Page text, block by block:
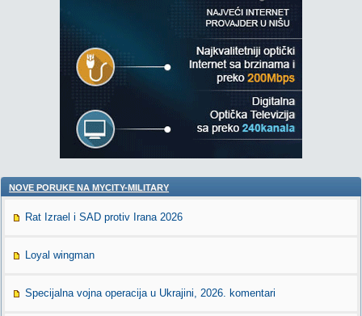
NOVE PORUKE NA MYCITY-MILITARY
Rat Izrael i SAD protiv Irana 2026
Loyal wingman
Specijalna vojna operacija u Ukrajini, 2026. komentari